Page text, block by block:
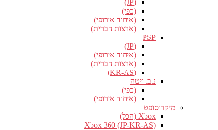
(JP)
(כפי)
(איחוד אירופי)
(ארצות הברית)
PSP
(JP)
(איחוד אירופי)
(ארצות הברית)
(KR-AS)
נ.ב. ויטה
(כפי)
(איחוד אירופי)
מיקרוסופט
Xbox (הכל)
Xbox 360 (JP-KR-AS)